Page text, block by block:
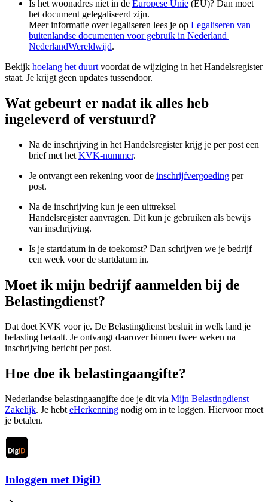
Is het woonadres niet in de Europese Unie (EU)? Dan moet
het document gelegaliseerd zijn.
Meer informatie over legaliseren lees je op Legaliseren van
buitenlandse documenten voor gebruik in Nederland |
NederlandWereldwijd.
Bekijk hoelang het duurtvoordat de wijziging in het Handelsregister
staat. Je krijgt geen updates tussendoor.
Wat gebeurt er nadat ik alles heb
ingeleverd of verstuurd?
Na de inschrijving in het Handelsregister krijg je per post een
brief met het KVK-nummer.
Je ontvangt een rekening voor de inschrijfvergoeding per
post.
Na de inschrijving kun je een uittreksel
Handelsregisteraanvragen. Dit kun je gebruiken als bewijs
van inschrijving.
Is je startdatum in de toekomst? Dan schrijven we je bedrijf
een week voor de startdatum in.
Moet ik mijn bedrijf aanmelden bij de
Belastingdienst?
Dat doet KVK voor je. De Belastingdienst besluit in welk land je
belasting betaalt. Je ontvangt daarover binnen twee weken na
inschrijving bericht per post.
Hoe doe ik belastingaangifte?
Nederlandse belastingaangifte doe je dit via Mijn Belastingdienst
Zakelijk. Je hebt eHerkenning nodig om in te loggen. Hiervoor moet
je betalen.
Inloggen met DigiD